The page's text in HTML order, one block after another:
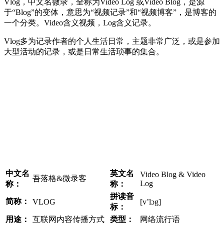
于“Blog”的变体，意思为“视频记录”和“视频博客”，是博客的
一个分类。Video含义视频，Log含义记录。
Vlog多为记录作者的个人生活日常，主题非常广泛，或是参加
大型活动的记录，或是日常生活琐事的集合。
中文名
称：
吾落格&微录客
英文名
称：
Video Blog & Video
Log
简称： ​VLOG
拼读音
标：
[v’lɔg]
用途： ​互联网内容传播方式 类型： 网络流行语